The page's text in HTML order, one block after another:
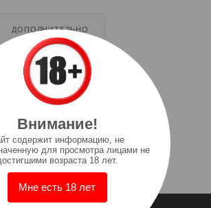
ДОПОЛНИТЕЛЬНО
Внимание!
содержит информацию, не
для просмотра лицами не
возраста 18 лет.
Мне есть 18 лет